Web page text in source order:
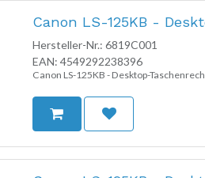
Canon LS-125KB -
Hersteller-Nr.: 6819C001
EAN: 4549292238396
Canon LS-125KB - Desktop-